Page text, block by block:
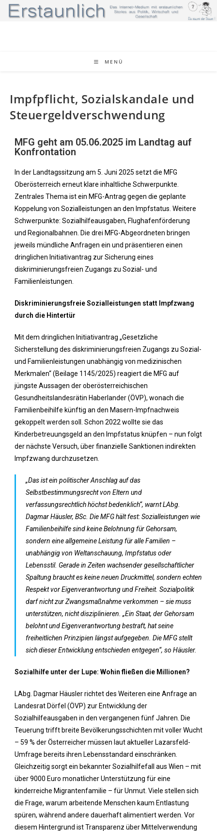
MENÜ
Impfpflicht, Sozialskandale und
Steuergeldverschwendung
MFG geht am 05.06.2025 im Landtag auf
Konfrontation
In der Landtagssitzung am 5. Juni 2025 setzt die MFG
Oberösterreich erneut klare inhaltliche Schwerpunkte.
Zentrales Thema ist ein MFG-Antrag gegen die geplante
Koppelung von Sozialleistungen an den Impfstatus. Weitere
Schwerpunkte: Sozialhilfeausgaben, Flughafenförderung
und Regionalbahnen. Die drei MFG-Abgeordneten bringen
jeweils mündliche Anfragen ein und präsentieren einen
dringlichen Initiativantrag zur Sicherung eines
diskriminierungsfreien Zugangs zu Sozial- und
Familienleistungen.
Diskriminierungsfreie Sozialleistungen statt Impfzwang
durch die Hintertür
Mit dem dringlichen Initiativantrag „Gesetzliche
Sicherstellung des diskriminierungsfreien Zugangs zu Sozial-
und Familienleistungen unabhängig von medizinischen
Merkmalen“ (Beilage 1145/2025) reagiert die MFG auf
jüngste Aussagen der oberösterreichischen
Gesundheitslandesrätin Haberlander (ÖVP), wonach die
Familienbeihilfe künftig an den Masern-Impfnachweis
gekoppelt werden soll. Schon 2022 wollte sie das
Kinderbetreuungsgeld an den Impfstatus knüpfen – nun folgt
der nächste Versuch, über finanzielle Sanktionen indirekten
Impfzwang durchzusetzen.
„Das ist ein politischer Anschlag auf das
Selbstbestimmungsrecht von Eltern und
verfassungsrechtlich höchst bedenklich“, warnt LAbg.
Dagmar Häusler, BSc. Die MFG hält fest: Sozialleistungen wie
Familienbeihilfe sind keine Belohnung für Gehorsam,
sondern eine allgemeine Leistung für alle Familien –
unabhängig von Weltanschauung, Impfstatus oder
Lebensstil. Gerade in Zeiten wachsender gesellschaftlicher
Spaltung braucht es keine neuen Druckmittel, sondern echten
Respekt vor Eigenverantwortung und Freiheit. Sozialpolitik
darf nicht zur Zwangsmaßnahme verkommen – sie muss
unterstützen, nicht disziplinieren. „Ein Staat, der Gehorsam
belohnt und Eigenverantwortung bestraft, hat seine
freiheitlichen Prinzipien längst aufgegeben. Die MFG stellt
sich dieser Entwicklung entschieden entgegen“, so Häusler.
Sozialhilfe unter der Lupe: Wohin fließen die Millionen?
LAbg. Dagmar Häusler richtet des Weiteren eine Anfrage an
Landesrat Dörfel (ÖVP) zur Entwicklung der
Sozialhilfeausgaben in den vergangenen fünf Jahren. Die
Teuerung trifft breite Bevölkerungsschichten mit voller Wucht
– 59 % der Österreicher müssen laut aktueller Lazarsfeld-
Umfrage bereits ihren Lebensstandard einschränken.
Gleichzeitig sorgt ein bekannter Sozialhilfefall aus Wien – mit
über 9000 Euro monatlicher Unterstützung für eine
kinderreiche Migrantenfamilie – für Unmut. Viele stellen sich
die Frage, warum arbeitende Menschen kaum Entlastung
spüren, während andere dauerhaft alimentiert werden. Vor
diesem Hintergrund ist Transparenz über Mittelverwendung